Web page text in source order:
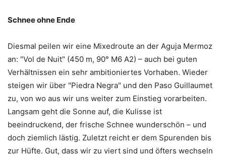
Schnee ohne Ende
Diesmal peilen wir eine Mixedroute an der Aguja Mermoz
an: "Vol de Nuit" (450 m, 90° M6 A2) – auch bei guten
Verhältnissen ein sehr ambitioniertes Vorhaben. Wieder
steigen wir über "Piedra Negra" und den Paso Guillaumet
zu, von wo aus wir uns weiter zum Einstieg vorarbeiten.
Langsam geht die Sonne auf, die Kulisse ist
beeindruckend, der frische Schnee wunderschön – und
doch ziemlich lästig. Zuletzt reicht er dem Spurenden bis
zur Hüfte. Gut, dass wir zu viert sind und öfters wechseln